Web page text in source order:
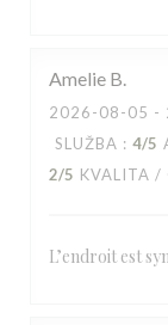
Amelie B
2026-08-05 -
SLUŽBA : 4/5
2/5 KVALITA /
L’endroit est